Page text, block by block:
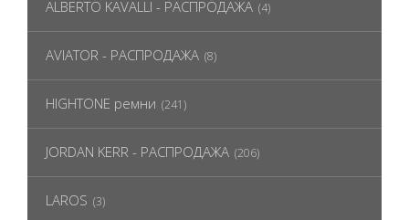
ALBERTO KAVALLI - РАСПРОДАЖА (4)
AVIATOR - РАСПРОДАЖА (8)
HIGHTONE ремни (241)
JORDAN KERR - РАСПРОДАЖА (206)
LAROS (3)